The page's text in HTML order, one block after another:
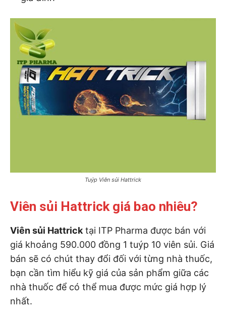
Tuýp Viên sủi Hattrick
Viên sủi Hattrick giá bao nhiêu?
Viên sủi Hattricktại ITP Pharma được bán với
giá khoảng 590.000 đồng 1 tuýp 10 viên sủi. Giá
bán sẽ có chút thay đổi đối với từng nhà thuốc,
bạn cần tìm hiểu kỹ giá của sản phẩm giữa các
nhà thuốc để có thể mua được mức giá hợp lý
nhất.